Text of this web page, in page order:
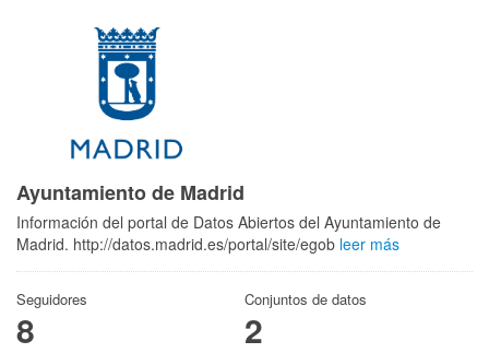
Ayuntamiento de Madrid
Información del portal de Datos Abiertos del Ayuntamiento de
Madrid. http://datos.madrid.es/portal/site/egob leer más
Seguidores
8
Conjuntos de datos
2